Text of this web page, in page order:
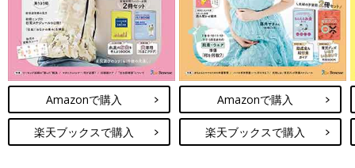
Amazonで購入
楽天ブックスで購入
Amazonで購入
楽天ブックスで購入